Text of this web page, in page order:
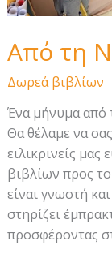
Από τη
Δωρεά βιβλίων
Ένα μήνυμα από
Θα θέλαμε να
ειλικρινείς
βιβλίων προς
είναι γνωστή
στηρίζει
προσφέροντας